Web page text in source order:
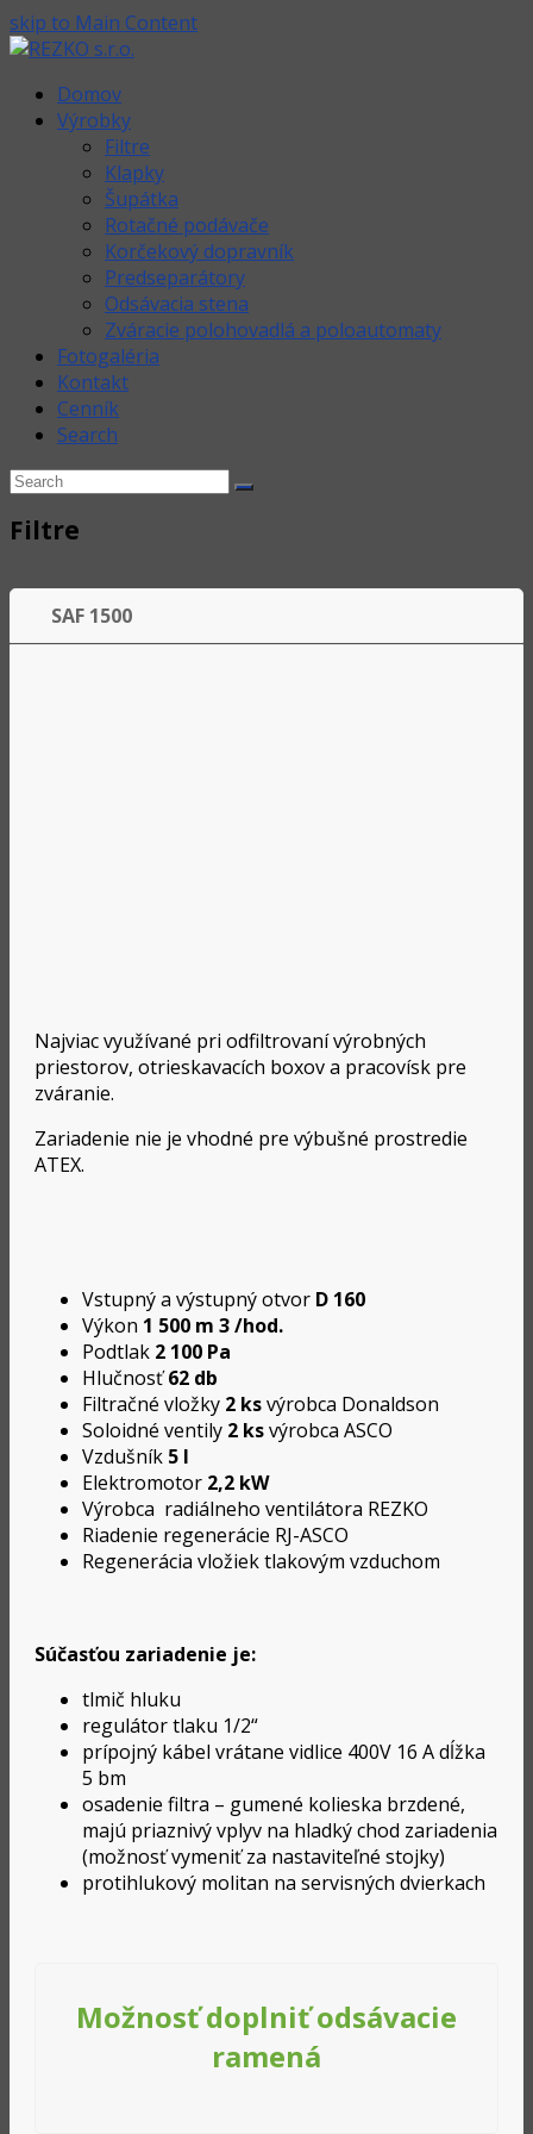
skip to Main Content
Domov
Výrobky
Filtre
Klapky
Šupátka
Rotačné podávače
Korčekový dopravník
Predseparátory
Odsávacia stena
Zváracie polohovadlá a poloautomaty
Fotogaléria
Kontakt
Cenník
Search
Open
Menu
Search
Submit
Filtre
SAF 1500
Najviac využívané pri odfiltrovaní výrobných
priestorov, otrieskavacích boxov a pracovísk pre
zváranie.
Zariadenie nie je vhodné pre výbušné prostredie
ATEX.
Vstupný a výstupný otvor D 160
Výkon 1 500 m 3 /hod.
Podtlak 2 100 Pa
Hlučnosť62 db
Filtračné vložky 2 ksvýrobca Donaldson
Soloidné ventily 2 ksvýrobca ASCO
Vzdušník 5 l
Elektromotor 2,2 kW
Výrobca radiálneho ventilátora REZKO
Riadenie regenerácie RJ-ASCO
Regenerácia vložiek tlakovým vzduchom
Súčasťou zariadenie je:
tlmič hluku
regulátor tlaku 1/2“
prípojný kábel vrátane vidlice 400V 16 A dĺžka
5 bm
osadenie filtra – gumené kolieska brzdené,
majú priaznivý vplyv na hladký chod zariadenia
(možnosť vymeniť za nastaviteľné stojky)
protihlukový molitan na servisných dvierkach
Možnosť doplniť odsávacie
ramená